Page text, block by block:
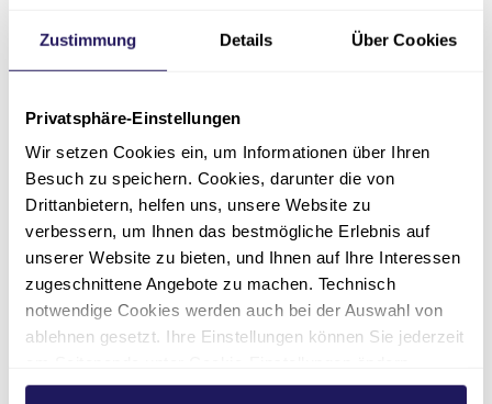
Zustimmung Details Über Cookies
Privatsphäre-Einstellungen
Wir setzen Cookies ein, um Informationen über Ihren
Besuch zu speichern. Cookies, darunter die von
Drittanbietern, helfen uns, unsere Website zu
verbessern, um Ihnen das bestmögliche Erlebnis auf
unserer Website zu bieten, und Ihnen auf Ihre Interessen
zugeschnittene Angebote zu machen. Technisch
notwendige Cookies werden auch bei der Auswahl von
ablehnen gesetzt. Ihre Einstellungen können Sie jederzeit
Weitere Informationen hierzu finden Sie in unserer
Basisversorgung und Akademisches
hochwertigen Allgemein- und Notfallversorgung
auch spezialisierte Fachbereiche und Zentren.
Über die Johannesstift
Diakonie
Die Johannesstift Diakonie gAG ist das größte
konfessionelle Gesundheits- und
Sozialunternehmen in der Region Berlin und
Mitarbeitende leisten moderne Medizin,